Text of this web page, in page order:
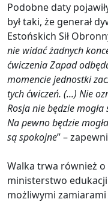
Podobne daty
był taki, że generał
Estońskich Sił
nie widać żadnych
ćwiczenia Zapad
momencie jednostki
tych ćwiczeń. (...) Nie
Rosja nie będzie
Na pewno będzie
są spokojne” –
Walka trwa również o
ministerstwo
możliwymi zamiarami